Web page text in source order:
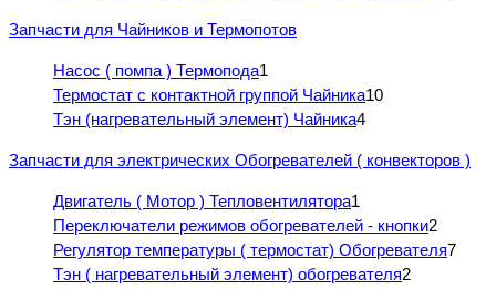
Запчасти для Чайников и Термопотов
Насос ( помпа ) Термопода1
Термостат с контактной группой Чайника10
Тэн (нагревательный элемент) Чайника4
Запчасти для электрических Обогревателей ( конвекторов )
Двигатель ( Мотор ) Тепловентилятора1
Переключатели режимов обогревателей - кнопки2
Регулятор температуры ( термостат) Обогревателя7
Тэн ( нагревательный элемент) обогревателя2